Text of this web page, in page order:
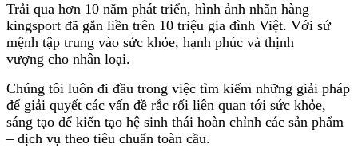
Trải qua hơn 10 năm phát triển, hình ảnh nhãn hàng
kingsport đã gắn liền trên 10 triệu gia đình Việt. Với sứ
mệnh tập trung vào sức khỏe, hạnh phúc và thịnh
vượng cho nhân loại.
Chúng tôi luôn đi đầu trong việc tìm kiếm những giải pháp
để giải quyết các vấn đề rắc rối liên quan tới sức khỏe,
sáng tạo để kiến tạo hệ sinh thái hoàn chỉnh các sản phẩm
– dịch vụ theo tiêu chuẩn toàn cầu.